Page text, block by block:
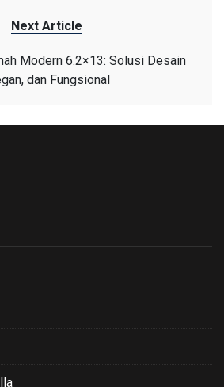
Next Article
Modern 6.2×13: Solusi Desain
dan Fungsional